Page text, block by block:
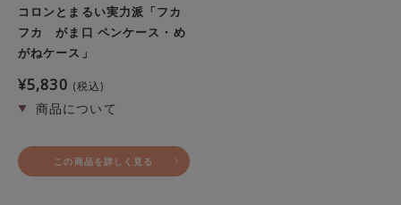
コロンとまるい実力派「フカ
フカ がま口 ペンケース・め
がねケース」
¥5,830 税込
この商品を詳しく見る